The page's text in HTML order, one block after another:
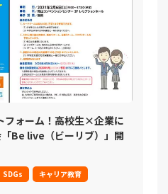
フォーム！高校生×企業に
Be live（ビーリブ）」開
SDGs
キャリア教育